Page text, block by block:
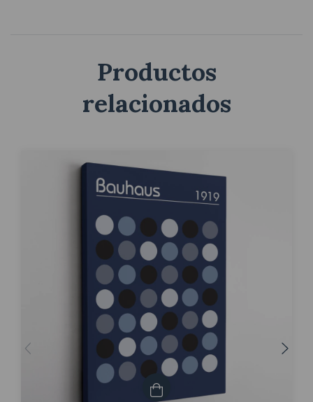
Productos
relacionados